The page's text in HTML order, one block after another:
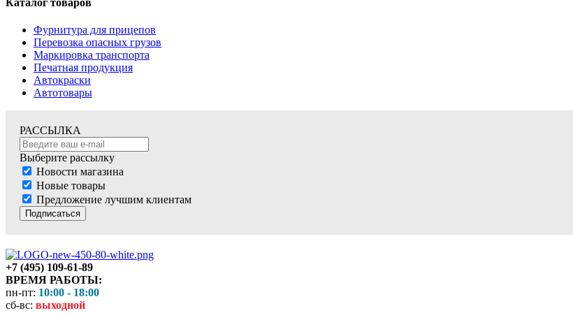
Каталог товаров
Фурнитура для прицепов
Перевозка опасных грузов
Маркировка транспорта
Печатная продукция
Автокраски
Автотовары
РАССЫЛКА
Выберите рассылку
Новости магазина
Новые товары
Предложение лучшим клиентам
Подписаться
+7 (495) 109-61-89
ВРЕМЯ РАБОТЫ:
пн-пт: 10:00 - 18:00
сб-вс: выходной